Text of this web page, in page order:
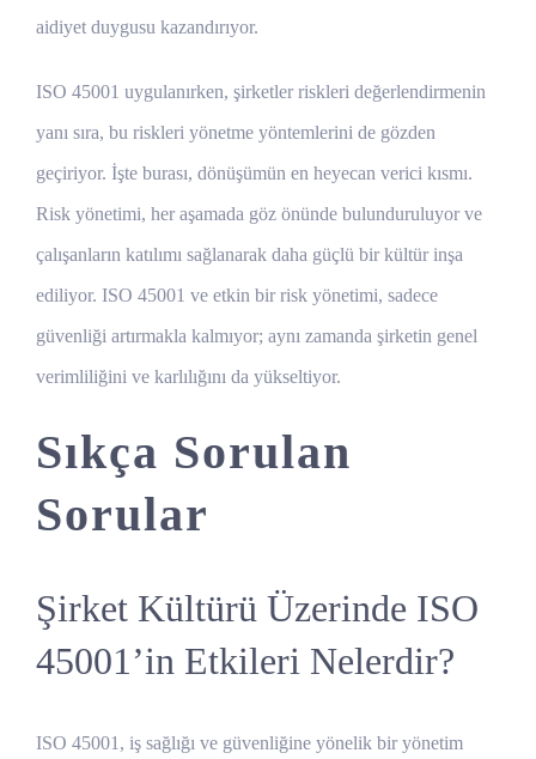
aidiyet duygusu kazandırıyor.
ISO 45001 uygulanırken, şirketler riskleri değerlendirmenin
yanı sıra, bu riskleri yönetme yöntemlerini de gözden
geçiriyor. İşte burası, dönüşümün en heyecan verici kısmı.
Risk yönetimi, her aşamada göz önünde bulunduruluyor ve
çalışanların katılımı sağlanarak daha güçlü bir kültür inşa
ediliyor. ISO 45001 ve etkin bir risk yönetimi, sadece
güvenliği artırmakla kalmıyor; aynı zamanda şirketin genel
verimliliğini ve karlılığını da yükseltiyor.
Sıkça Sorulan
Sorular
Şirket Kültürü Üzerinde ISO
45001’in Etkileri Nelerdir?
ISO 45001, iş sağlığı ve güvenliğine yönelik bir yönetim